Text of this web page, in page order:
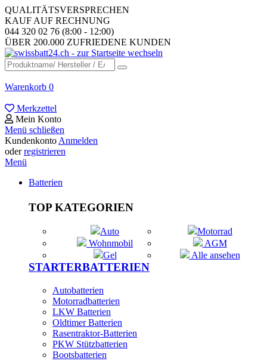
QUALITÄTSVERSPRECHEN
KAUF AUF RECHNUNG
044 320 02 76 (8:00 - 12:00)
ÜBER 200.000 ZUFRIEDENE KUNDEN
Warenkorb 0
Merkzettel
Mein Konto
Menü schließen
Kundenkonto Anmelden
oderregistrieren
Menü
Batterien
TOP KATEGORIEN
Auto
Motorrad
Wohnmobil
AGM
Gel
Alle ansehen
STARTERBATTERIEN
Autobatterien
Motorradbatterien
LKW Batterien
Oldtimer Batterien
Rasentraktor-Batterien
PKW Stützbatterien
Bootsbatterien